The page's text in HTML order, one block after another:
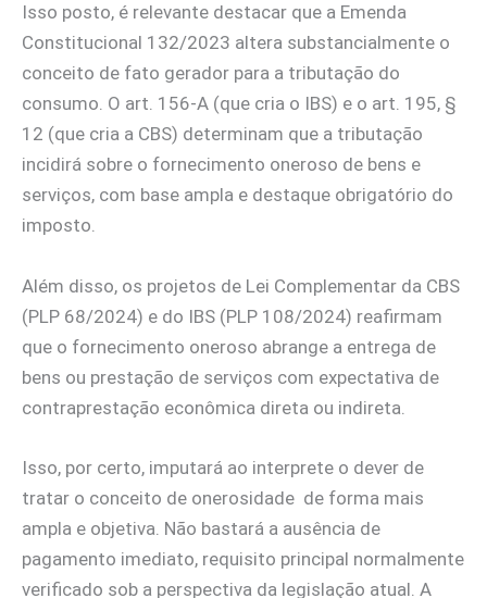
Isso posto, é relevante destacar que a Emenda
Constitucional 132/2023 altera substancialmente o
conceito de fato gerador para a tributação do
consumo. O art. 156-A (que cria o IBS) e o art. 195, §
12 (que cria a CBS) determinam que a tributação
incidirá sobre o fornecimento oneroso de bens e
serviços, com base ampla e destaque obrigatório do
imposto.
Além disso, os projetos de Lei Complementar da CBS
(PLP 68/2024) e do IBS (PLP 108/2024) reafirmam
que o fornecimento oneroso abrange a entrega de
bens ou prestação de serviços com expectativa de
contraprestação econômica direta ou indireta.
Isso, por certo, imputará ao interprete o dever de
tratar o conceito de onerosidade de forma mais
ampla e objetiva. Não bastará a ausência de
pagamento imediato, requisito principal normalmente
verificado sob a perspectiva da legislação atual. A